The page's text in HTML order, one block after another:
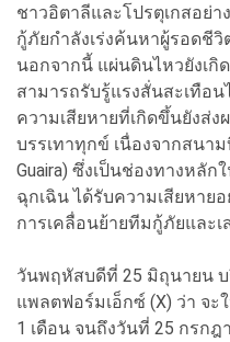
ชาวอิตาลีและโปรตุเกสอย่
กู้ภัยกำลังเร่งค้นหาผู้รอดชี
นอกจากนี้ แผ่นดินไหวยังเกิ
สามารถรับรู้แรงสั่นสะเทือ
ความเสียหายที่เกิดขึ้นยังส่
บรรเทาทุกข์ เนื่องจากสนา
Guaira) ซึ่งเป็นช่องทางหลัก
ฉุกเฉิน ได้รับความเสียหาย
การเคลื่อนย้ายทีมกู้ภัยและเ
วันพฤหัสบดีที่ 25 มิถุนายน
แพลตฟอร์มเอ็กซ์ (X) ว่า จะ
1 เดือน จนถึงวันที่ 25 กรก